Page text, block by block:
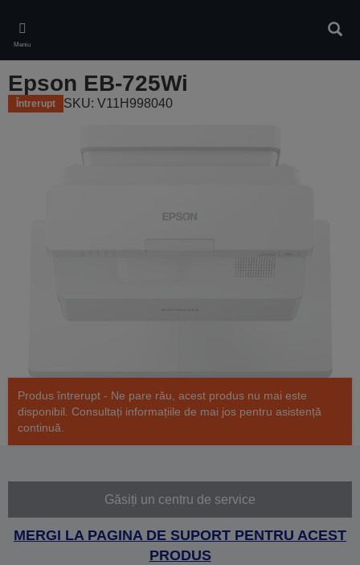
main
content
Meniu
Epson EB-725Wi
Întrerupt SKU: V11H998040
Produs întrerupt - Ne pare rău, acest produs nu mai este
disponibil. Consultați informațiile de mai jos pentru asistență
continuă.
Găsiți un centru de service
MERGI LA PAGINA DE SUPORT PENTRU ACEST
PRODUS